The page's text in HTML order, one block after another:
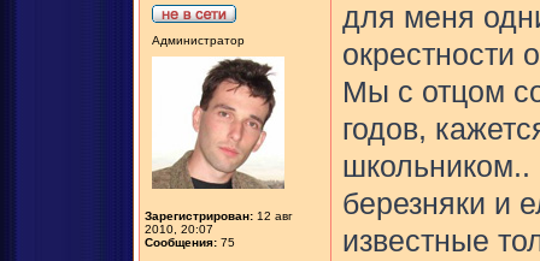
Администратор
Зарегистрирован: 12 авг
2010, 20:07
Сообщения: 75
для меня
окрестности
Мы с отцом
годов,
березняки и
известные